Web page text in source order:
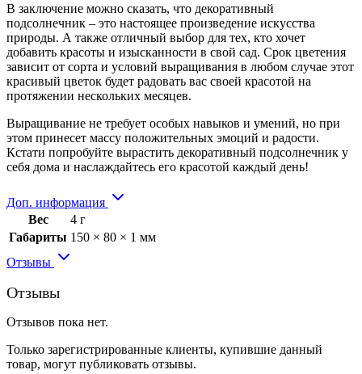
В заключение можно сказать, что декоративный
подсолнечник – это настоящее произведение искусства
природы. А также отличный выбор для тех, кто хочет
добавить красоты и изысканности в свой сад. Срок цветения
зависит от сорта и условий выращивания в любом случае этот
красивый цветок будет радовать вас своей красотой на
протяжении нескольких месяцев.
Выращивание не требует особых навыков и умений, но при
этом принесет массу положительных эмоций и радости.
Кстати попробуйте вырастить декоративный подсолнечник у
себя дома и наслаждайтесь его красотой каждый день!
Доп. информация
Вес
4 г
Габариты 150 × 80 × 1 мм
Отзывы
Отзывы
Отзывов пока нет.
Только зарегистрированные клиенты, купившие данный
товар, могут публиковать отзывы.